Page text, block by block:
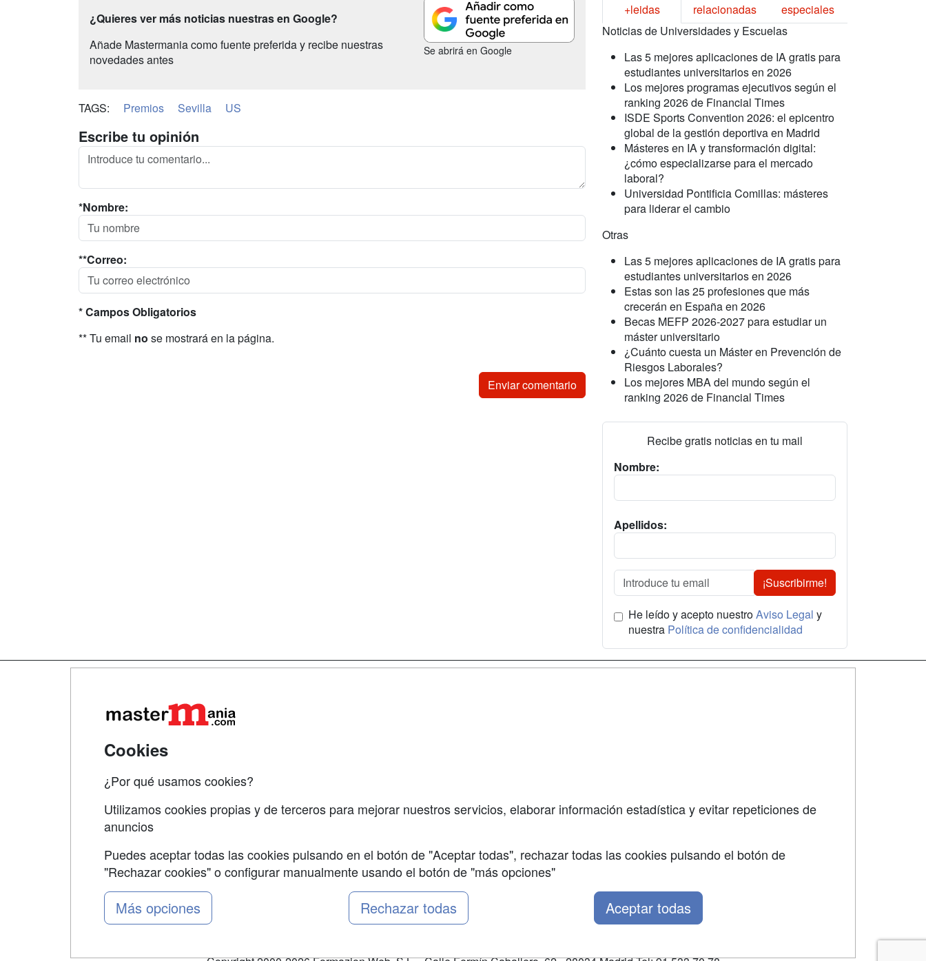
¿Quieres ver más noticias nuestras en Google?
Añade Mastermania como fuente preferida y recibe nuestras
novedades antes
Se abrirá en Google
TAGS: Premios Sevilla US
Escribe tu opinión
*Nombre:
**Correo:
* Campos Obligatorios
** Tu email no se mostrará en la página.
+leidas relacionadas
especiales
Noticias de Universidades y Escuelas
Las 5 mejores aplicaciones de IA gratis para
estudiantes universitarios en 2026
Los mejores programas ejecutivos según el
ranking 2026 de Financial Times
ISDE Sports Convention 2026: el epicentro
global de la gestión deportiva en Madrid
Másteres en IA y transformación digital:
¿cómo especializarse para el mercado
laboral?
Universidad Pontificia Comillas: másteres
para liderar el cambio
Otras
Las 5 mejores aplicaciones de IA gratis para
estudiantes universitarios en 2026
Estas son las 25 profesiones que más
crecerán en España en 2026
Becas MEFP 2026-2027 para estudiar un
máster universitario
¿Cuánto cuesta un Máster en Prevención de
Riesgos Laborales?
Los mejores MBA del mundo según el
ranking 2026 de Financial Times
Recibe gratis noticias en tu mail
Nombre:
Apellidos:
¡Suscribirme!
He leído y acepto nuestroAviso Legal y
nuestra Política de confidencialidad
Grupo formazion:
Cookies
¿Por qué usamos cookies?
Utilizamos cookies propias y de terceros para mejorar nuestros servicios, elaborar información estadística y evitar repeticiones de
anuncios
Puedes aceptar todas las cookies pulsando en el botón de "Aceptar todas", rechazar todas las cookies pulsando el botón de
"Rechazar cookies" o configurar manualmente usando el botón de "más opciones"
Más opciones Rechazar todas Aceptar todas